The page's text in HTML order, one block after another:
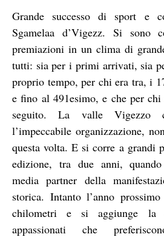
Grande successo di sport e
Sgamelaa d’Vigezz. Si sono
premiazioni in un clima di
tutti: sia per i primi arrivati, sia
proprio tempo, per chi era tra, i
e fino al 491esimo, e che per chi
seguito. La valle Vigezzo
l’impeccabile organizzazione,
questa volta. E si corre a grandi
edizione, tra due anni,
media partner della
storica. Intanto l’anno
chilometri e si aggiunge
appassionati che